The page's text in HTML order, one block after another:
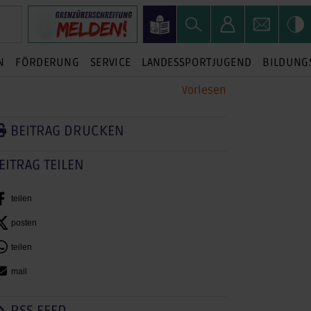
FÖRDERUNG SERVICE LANDESSPORTJUGEND
Vorlesen
BEITRAG DRUCKEN
TEILEN
teilen
posten
teilen
mail